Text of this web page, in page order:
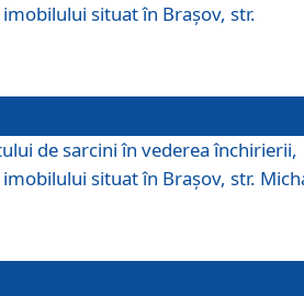
situat în Braşov, str.
de sarcini în vederea închirierii,
situat în Braşov, str.